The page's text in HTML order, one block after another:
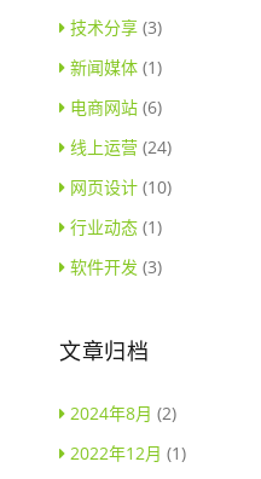
技术分享 (3)
新闻媒体 (1)
电商网站 (6)
线上运营 (24)
网页设计 (10)
行业动态 (1)
软件开发 (3)
文章归档
2024年8月 (2)
2022年12月 (1)